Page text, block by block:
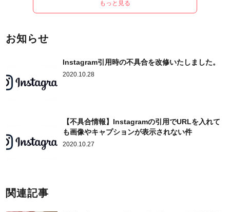
もっと見る
お知らせ
Instagram引用時の不具合を改修いたしました。
2020.10.28
【不具合情報】Instagramの引用でURLを入れて
も画像やキャプションが表示されない件
2020.10.27
関連記事